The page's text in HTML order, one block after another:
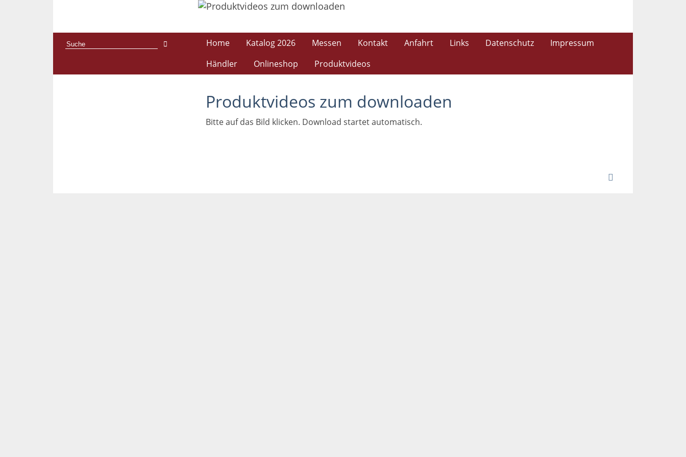
Home Katalog 2026 Messen Kontakt Anfahrt Links Datenschutz
Impressum
Händler
Onlineshop Produktvideos
Produktvideos zum downloaden
Bitte auf das Bild klicken. Download startet automatisch.